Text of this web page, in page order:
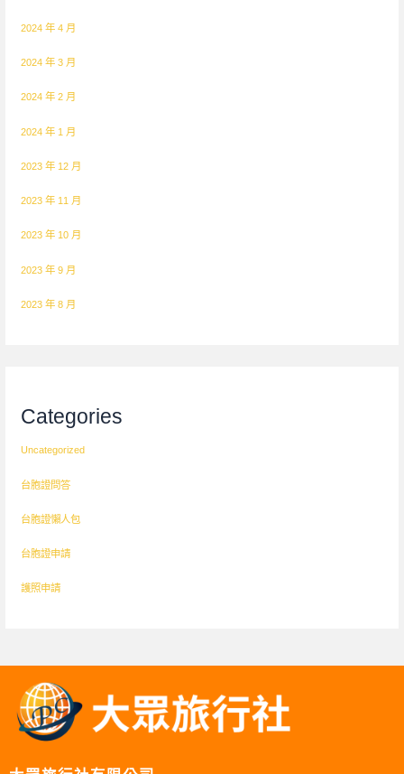
2024 年 4 月
2024 年 3 月
2024 年 2 月
2024 年 1 月
2023 年 12 月
2023 年 11 月
2023 年 10 月
2023 年 9 月
2023 年 8 月
Categories
Uncategorized
台胞證問答
台胞證懶人包
台胞證申請
護照申請